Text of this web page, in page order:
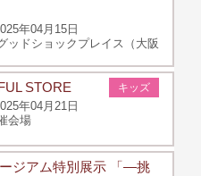
年04月15日
ッドショックプレイス（大阪
キッズ
STORE
年04月21日
会場
ジアム特別展示 「―挑